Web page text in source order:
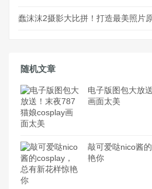
蠢沫沫2摄影大比拼！打造最美照片
随机文章
电子版图包大放
画面太美
敲可爱哒nico酱
艳你